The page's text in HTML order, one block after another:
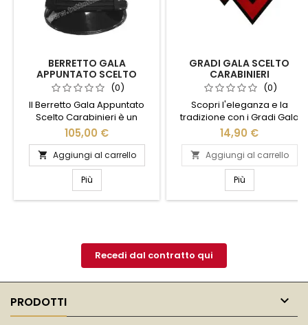
BERRETTO GALA
APPUNTATO SCELTO
CARABINIERI(0)
Il Berretto Gala Appuntato
Scelto Carabinieri è un
simbolo di prestigio e
tradizione. Realizzato con
materiali di alta qualità,
questo berretto rappresenta
l'eleganza e l'autorità
dell'Arma. Il design classico è
arricchito da dettagli distintivi,
conferiscono un tocco di
raffinatezza. Perfetto per
cerimonie e...
105,00 €
 Aggiungi al carrello
Più
GRADI GALA SCELTO
CARABINIERI
(0)
Scopri l'eleganza e la
tradizione con i Gradi Gala
Scelto Carabinieri. Realizzati
con materiali di alta qualità,
questi distintivi
rappresentano l'onore e la
dedizione dei Carabinieri
italiani. Il design raffinato e i
dettagli curati rendono questi
occasioni speciali. Indossali
con orgoglio e mostra il tuo...
14,90 €
 Aggiungi al carrello
Più
Recedi dal contratto qui
PRODOTTI 